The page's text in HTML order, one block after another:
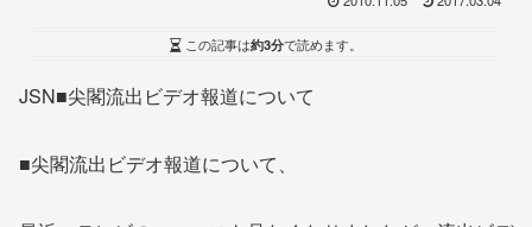
この記事は約3分で読めます。
JSN■尖閣流出ビデオ報道について
■尖閣流出ビデオ報道について、